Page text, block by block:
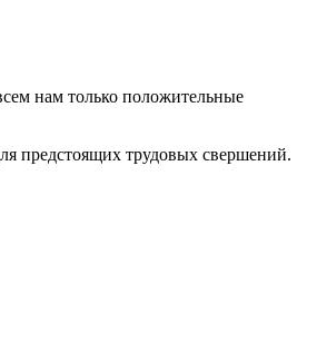
нам только положительные
предстоящих трудовых свершений.